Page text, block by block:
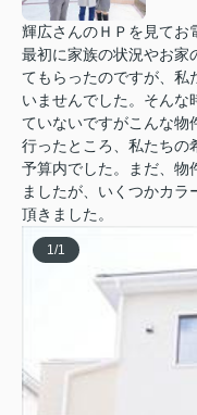
輝広さんのＨＰを見てお
最初に家族の状況やお家
てもらったのですが、私
いませんでした。そんな
ていないですがこんな物
行ったところ、私たちの
予算内でした。まだ、物
ましたが、いくつかカ
頂きました。
1/1